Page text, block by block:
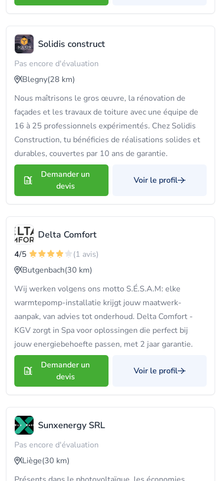
Solidis construct
Pas encore d'évaluation
Blegny(28 km)
Nous maîtrisons le gros œuvre, la rénovation de
façades et les travaux de toiture avec une équipe de
16 à 25 professionnels expérimentés. Chez Solidis
Construction, tu bénéficies de réalisations solides et
durables, couvertes par 10 ans de garantie.
Demander un
devis
Voir le profil
Delta Comfort
4/5
(1 avis)
Butgenbach(30 km)
Wij werken volgens ons motto S.É.S.A.M: elke
warmtepomp-installatie krijgt jouw maatwerk-
aanpak, van advies tot onderhoud. Delta Comfort -
KGV zorgt in Spa voor oplossingen die perfect bij
jouw energiebehoefte passen, met 2 jaar garantie.
Demander un
devis
Voir le profil
Sunxenergy SRL
Pas encore d'évaluation
Liège(30 km)